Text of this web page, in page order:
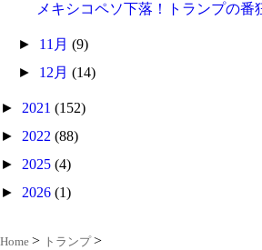
メキシコペソ下落！トランプの番
► 11月(9)
► 12月(14)
► 2021 (152)
► 2022 (88)
► 2025 (4)
► 2026 (1)
Home トランプ